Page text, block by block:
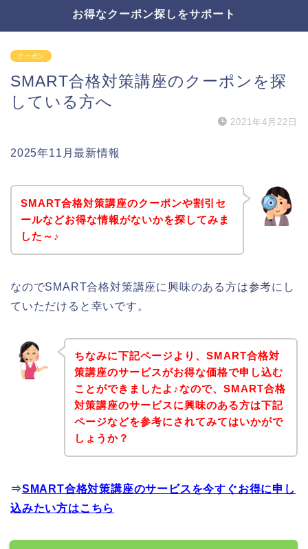
お得なクーポン探しをサポート
クーポン
SMART合格対策講座のクーポンを探
している方へ
2021年4月22日
2025年11月最新情報
SMART合格対策講座のクーポンや割引セ
ールなどお得な情報がないかを探してみま
した～♪
なのでSMART合格対策講座に興味のある方は参考にし
ていただけると幸いです。
ちなみに下記ページより、SMART合格対
策講座のサービスがお得な価格で申し込む
ことができましたよ♪なので、SMART合格
対策講座のサービスに興味のある方は下記
ページなどを参考にされてみてはいかがで
しょうか？
⇒SMART合格対策講座のサービスを今すぐお得に申し
込みたい方はこちら